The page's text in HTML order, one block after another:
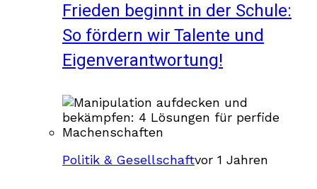
Frieden beginnt in der Schule:
So fördern wir Talente und
Eigenverantwortung!
Politik & Gesellschaftvor 1 Jahren